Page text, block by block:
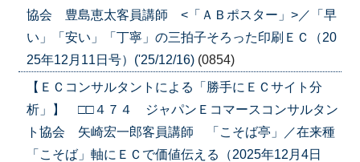
協会 豊島恵太客員講師 <「ＡＢポスター」>／「早
い」「安い」「丁寧」の三拍子そろった印刷ＥＣ（20
25年12月11日号）('25/12/16) (0854)
【ＥＣコンサルタントによる「勝手にＥＣサイト分
析」】 □□４７４ ジャパンＥコマースコンサルタン
ト協会 矢崎宏一郎客員講師 「こそば亭」／在来種
「こそば」軸にＥＣで価値伝える（2025年12月4日